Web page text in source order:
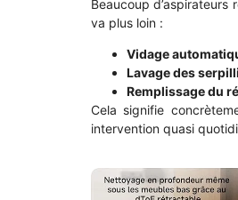
Beaucoup
va plus loin :
Vidage
Lavage des
Remplissage du
Cela signifie
intervention quasi